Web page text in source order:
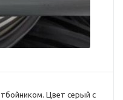
Цвет серый с